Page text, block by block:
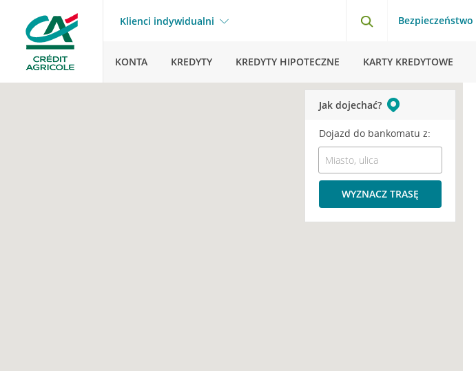
Klienci indywidualni Bezpieczeństwo
KONTA KREDYTY KREDYTY HIPOTECZNE KARTY KREDYTOWE
Jak dojechać?
Dojazd do bankomatu z:
WYZNACZ TRASĘ